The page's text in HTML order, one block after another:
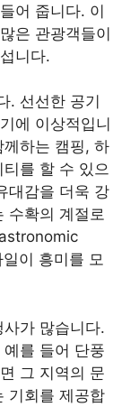
어 줍니다. 이
은 관광객들이
니다.
. 선선한 공기
에 이상적입니
하는 캠핑, 하
를 할 수 있으
대감을 더욱 강
수확의 계절로
이 흥미를 모
가 많습니다.
를 들어 단풍
그 지역의 문
기회를 제공합